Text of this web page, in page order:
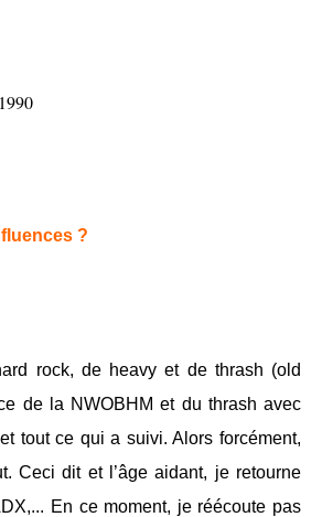
?
rock, de heavy et de thrash (old
de la NWOBHM et du thrash avec
tout ce qui a suivi. Alors forcément,
Ceci dit et l’âge aidant, je retourne
En ce moment, je réécoute pas